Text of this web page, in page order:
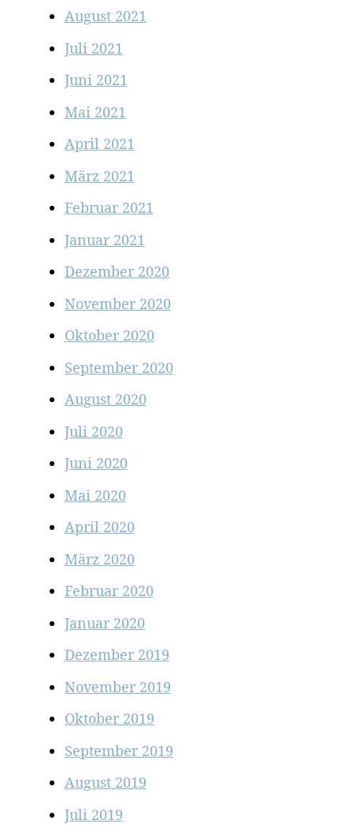
August 2021
Juli 2021
Juni 2021
Mai 2021
April 2021
März 2021
Februar 2021
Januar 2021
Dezember 2020
November 2020
Oktober 2020
September 2020
August 2020
Juli 2020
Juni 2020
Mai 2020
April 2020
März 2020
Februar 2020
Januar 2020
Dezember 2019
November 2019
Oktober 2019
September 2019
August 2019
Juli 2019